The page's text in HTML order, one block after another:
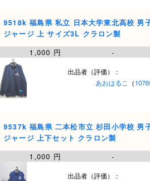
9518k 福島県 私立 日本大学東北高校 男
ジャージ 上 サイズ3L クラロン製
1,000 円
-
出品者（評価）：
あおはるこ （
9537k 福島県 二本松市立 杉田小学校 男
ジャージ 上下セット クラロン製
1,000 円
-
出品者（評価）：